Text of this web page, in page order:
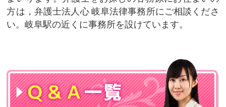
方は，弁護士法人心 岐阜法律事務所にご相談くださ
い。岐阜駅の近くに事務所を設けています。